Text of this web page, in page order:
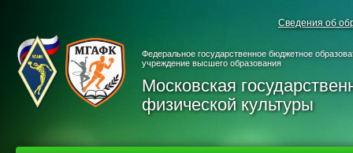
Сведения об
Федеральное государственное бюджетное
учреждение высшего образования
Московская
физической культуры